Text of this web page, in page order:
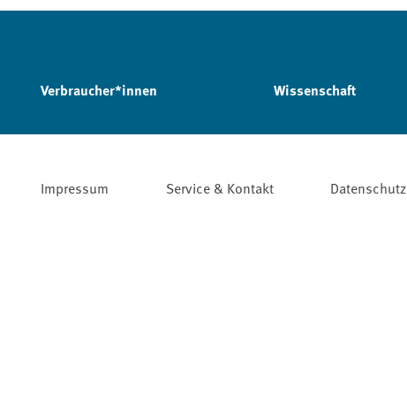
Verbraucher*innen Wissenschaft
Impressum Service & Kontakt Datenschutz